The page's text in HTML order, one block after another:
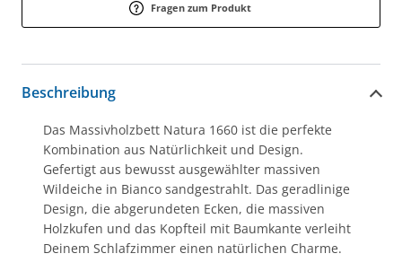
Fragen zum Produkt
Beschreibung
Das Massivholzbett Natura 1660 ist die perfekte
Kombination aus Natürlichkeit und Design.
Gefertigt aus bewusst ausgewählter massiven
Wildeiche in Bianco sandgestrahlt. Das geradlinige
Design, die abgerundeten Ecken, die massiven
Holzkufen und das Kopfteil mit Baumkante verleiht
Deinem Schlafzimmer einen natürlichen Charme.